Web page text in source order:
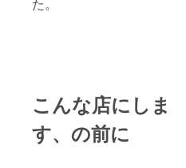
た。
こんな店にしま
す、の前に